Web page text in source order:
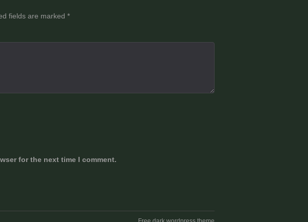
fields are marked *
for the next time I comment.